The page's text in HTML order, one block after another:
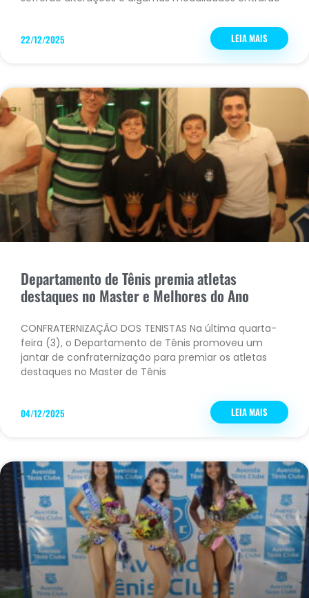
LEIA MAIS
22/12/2025
Departamento de Tênis premia atletas
destaques no Master e Melhores do Ano
CONFRATERNIZAÇÃO DOS TENISTAS Na última quarta-
feira (3), o Departamento de Tênis promoveu um
jantar de confraternização para premiar os atletas
destaques no Master de Tênis
LEIA MAIS
04/12/2025